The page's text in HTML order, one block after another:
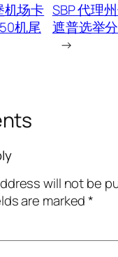
机场卡
机尾
SBP 代理
遮普选举
→
will not be
are marked*